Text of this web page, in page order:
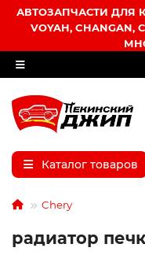
АВТОЗАПЧАСТИ ДЛЯ
VOYAH, CHANGAN,
Каталог товаров
Chery
радиатор